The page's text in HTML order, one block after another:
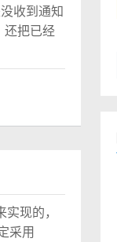
收到通知
还把已经
现的，
采用